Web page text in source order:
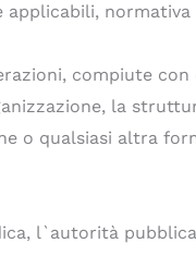
applicabili,
compiute
la
o qualsiasi altra
l`autorità